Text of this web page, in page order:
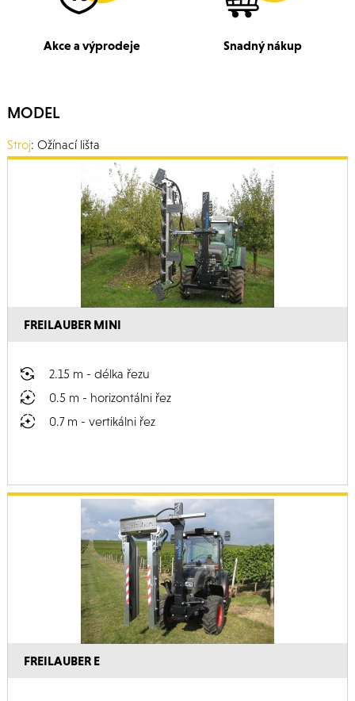
Akce a výprodeje Snadný nákup
MODEL
Stroj: Ožínací lišta
FREILAUBER MINI
2.15 m - délka řezu
0.5 m - horizontálni řez
0.7 m - vertikálni řez
FREILAUBER E